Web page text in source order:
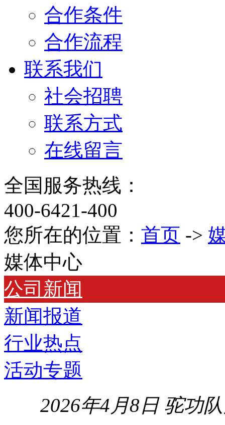
合作条件
合作流程
联系我们
社会招聘
联系方式
在线留言
全国服务热线：
400-6421-400
您所在的位置： 首页 ->
媒体中心
公司新闻
新闻报道
行业热点
活动专题
2026年4月8日 驼功